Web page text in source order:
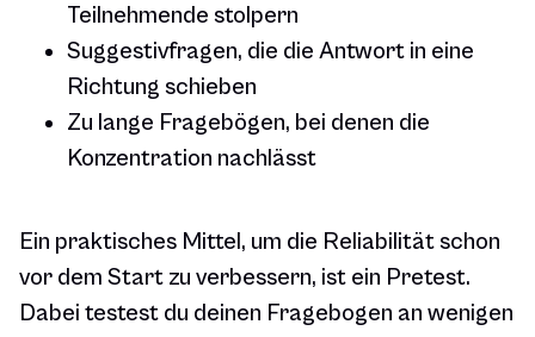
Teilnehmende stolpern
Suggestivfragen, die die Antwort in eine
Richtung schieben
Zu lange Fragebögen, bei denen die
Konzentration nachlässt
Ein praktisches Mittel, um die Reliabilität schon
vor dem Start zu verbessern, ist ein Pretest.
Dabei testest du deinen Fragebogen an wenigen